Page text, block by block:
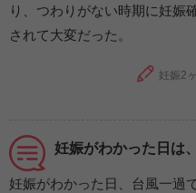
り、つわりがない時期に妊娠
されて大変だった。
妊娠2
妊娠がわかった日は
妊娠がわかった日、台風一過